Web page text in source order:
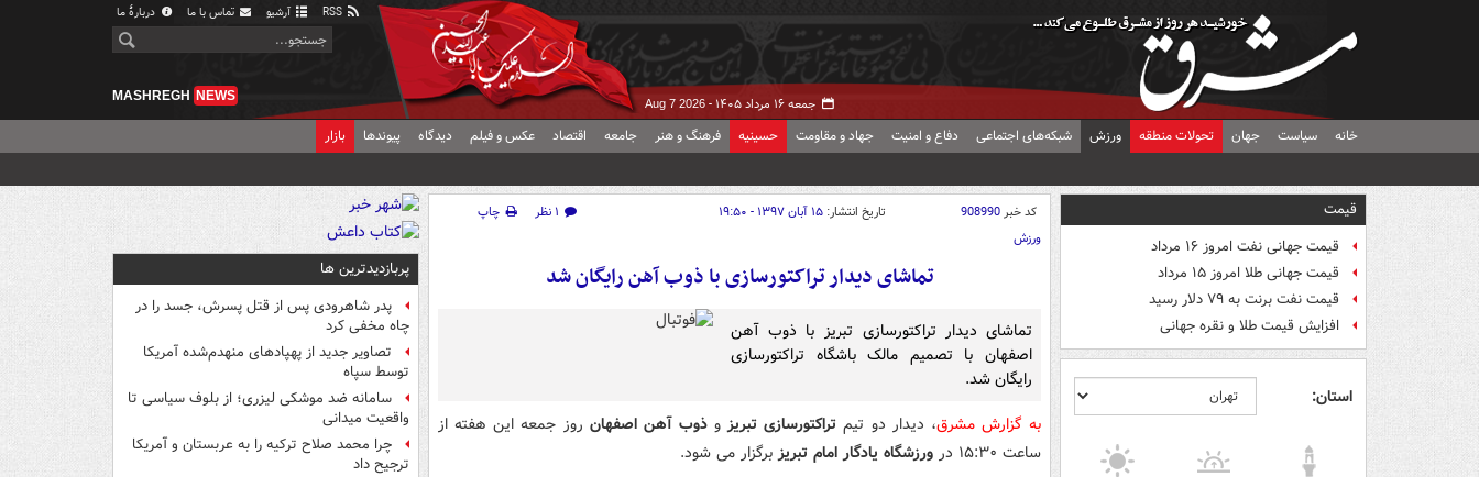
آرشیو تماس با ما دربارهٔ ما
جمعه ۱۶ مرداد ۱۴۰۵ - Aug 7 2026
MASHREGH NEWS
خانه سیاست جهان تحولات منطقه ورزش شبکه‌های اجتماعی دفاع و امنیت جهاد و مقاومت حسینیه فرهنگ و هنر جامعه اقتصاد عکس و فیلم دیدگاه پیوندها بازار
قیمت
قیمت جهانی نفت امروز ۱۶ مرداد
قیمت جهانی طلا امروز ۱۵ مرداد
قیمت نفت برنت به ۷۹ دلار رسید
افزایش قیمت طلا و نقره جهانی
استان:
کد خبر908990 تاریخ انتشار: ۱۵ آبان ۱۳۹۷ - ۱۹:۵۰ ۱ نظر
چاپ
ورزش
تماشای دیدار تراکتورسازی با ذوب آهن رایگان شد
تماشای دیدار تراکتورسازی تبریز با ذوب آهن
اصفهان با تصمیم مالک باشگاه تراکتورسازی
رایگان شد.
به گزارش مشرق، دیدار دو تیمتراکتورسازی تبریز وذوب آهن اصفهان روز جمعه این هفته از
ساعت ۱۵:۳۰ در
ورزشگاه یادگار امام تبریزبرگزار می شود.
پربازدیدترین ها
پدر شاهرودی پس از قتل پسرش، جسد را در
چاه مخفی کرد
تصاویر جدید از پهپادهای منهدم‌شده آمریکا
توسط سپاه
سامانه ضد موشکی لیزری؛ از بلوف سیاسی تا
واقعیت میدانی
چرا محمد صلاح ترکیه را به عربستان و آمریکا
ترجیح داد